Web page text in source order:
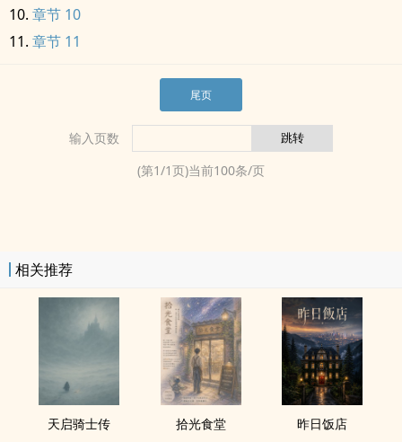
章节 10
章节 11
尾页
输入页数
(第1/1页)当前100条/页
相关推荐
天启骑士传 拾光食堂 昨日饭店